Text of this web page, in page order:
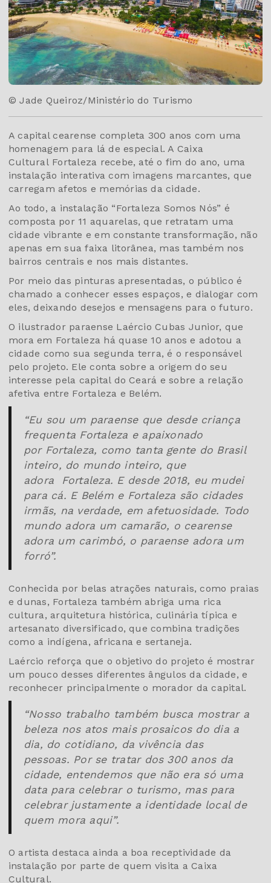
© Jade Queiroz/Ministério do Turismo
A capital cearense completa 300 anos com uma
homenagem para lá de especial. A Caixa
Cultural Fortaleza recebe, até o fim do ano, uma
instalação interativa com imagens marcantes, que
carregam afetos e memórias da cidade.
Ao todo, a instalação “Fortaleza Somos Nós” é
composta por 11 aquarelas, que retratam uma
cidade vibrante e em constante transformação, não
apenas em sua faixa litorânea, mas também nos
bairros centrais e nos mais distantes.
Por meio das pinturas apresentadas, o público é
chamado a conhecer esses espaços, e dialogar com
eles, deixando desejos e mensagens para o futuro.
O ilustrador paraense Laércio Cubas Junior, que
mora em Fortaleza há quase 10 anos e adotou a
cidade como sua segunda terra, é o responsável
pelo projeto. Ele conta sobre a origem do seu
interesse pela capital do Ceará e sobre a relação
afetiva entre Fortaleza e Belém.
“Eu sou um paraense que desde criança
frequenta Fortaleza e apaixonado
por Fortaleza, como tanta gente do Brasil
inteiro, do mundo inteiro, que
adora Fortaleza. E desde 2018, eu mudei
para cá. E Belém e Fortaleza são cidades
irmãs, na verdade, em afetuosidade. Todo
mundo adora um camarão, o cearense
adora um carimbó, o paraense adora um
forró”.
Conhecida por belas atrações naturais, como praias
e dunas, Fortaleza também abriga uma rica
cultura, arquitetura histórica, culinária típica e
artesanato diversificado, que combina tradições
como a indígena, africana e sertaneja.
Laércio reforça que o objetivo do projeto é mostrar
um pouco desses diferentes ângulos da cidade, e
reconhecer principalmente o morador da capital.
“Nosso trabalho também busca mostrar a
beleza nos atos mais prosaicos do dia a
dia, do cotidiano, da vivência das
pessoas. Por se tratar dos 300 anos da
cidade, entendemos que não era só uma
data para celebrar o turismo, mas para
celebrar justamente a identidade local de
quem mora aqui”.
O artista destaca ainda a boa receptividade da
instalação por parte de quem visita a Caixa
Cultural.